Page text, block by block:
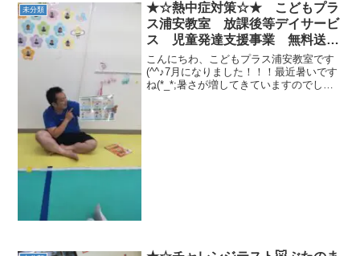
未分類
★☆熱中症対策☆★ こどもプラ
ス浦安教室 放課後等デイサービ
ス 児童発達支援事業 無料送
迎 江戸川区 葛西 浦安市 発
達障がい 運動療育 放デイ 児
発 ADHD 自閉症
こんにちわ、こどもプラス浦安教室です
(^^♪7月になりました！！！最近暑いです
ね(*_*;暑さが増してきていますのでしっ